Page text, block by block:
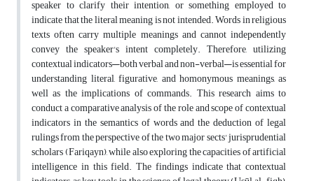
speaker to clarify their intention, or something employed to
indicate that the literal meaning is not intended. Words in religious
texts often carry multiple meanings and cannot independently
convey the speaker's intent completely. Therefore, utilizing
contextual indicators—both verbal and non-verbal—is essential for
understanding literal, figurative, and homonymous meanings, as
well as the implications of commands. This research aims to
conduct a comparative analysis of the role and scope of contextual
indicators in the semantics of words and the deduction of legal
rulings from the perspective of the two major sects' jurisprudential
scholars (Fariqayn), while also exploring the capacities of artificial
intelligence in this field. The findings indicate that contextual